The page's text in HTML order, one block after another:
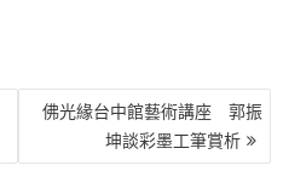
佛光緣台中館藝術講座 郭振
坤談彩墨工筆賞析